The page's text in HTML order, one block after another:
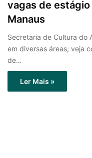
vagas de
Manaus
Secretaria de Cultura do
em diversas áreas; veja
de…
Ler Mais »